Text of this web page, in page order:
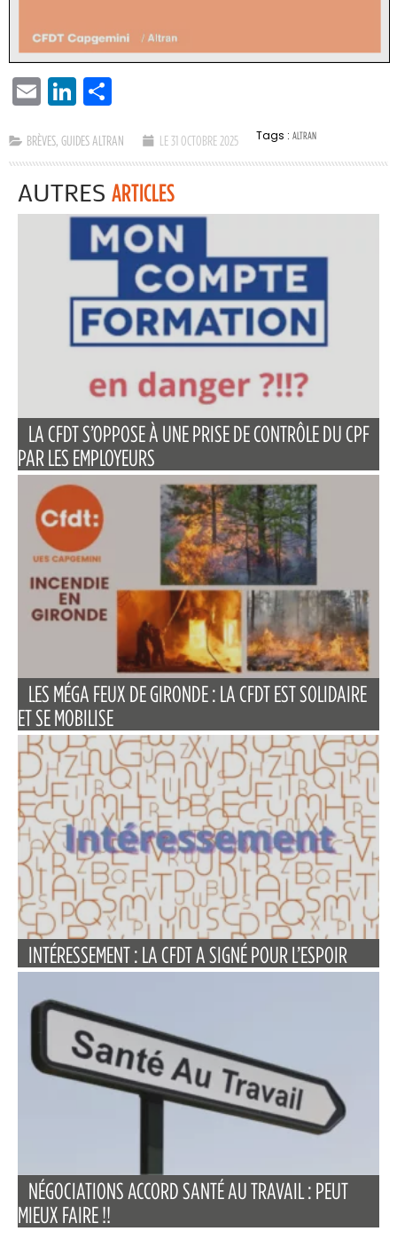
EMAIL LINKEDIN
BRÈVES GUIDES ALTRAN LE 31 OCTOBRE 2025 Tags : ALTRAN
AUTRES ARTICLES
LA CFDT S’OPPOSE À UNE PRISE DE CONTRÔLE DU CPF
PAR LES EMPLOYEURS
LES MÉGA FEUX DE GIRONDE : LA CFDT EST SOLIDAIRE
ET SE MOBILISE
INTÉRESSEMENT : LA CFDT A SIGNÉ POUR L’ESPOIR
NÉGOCIATIONS ACCORD SANTÉ AU TRAVAIL : PEUT
MIEUX FAIRE !!